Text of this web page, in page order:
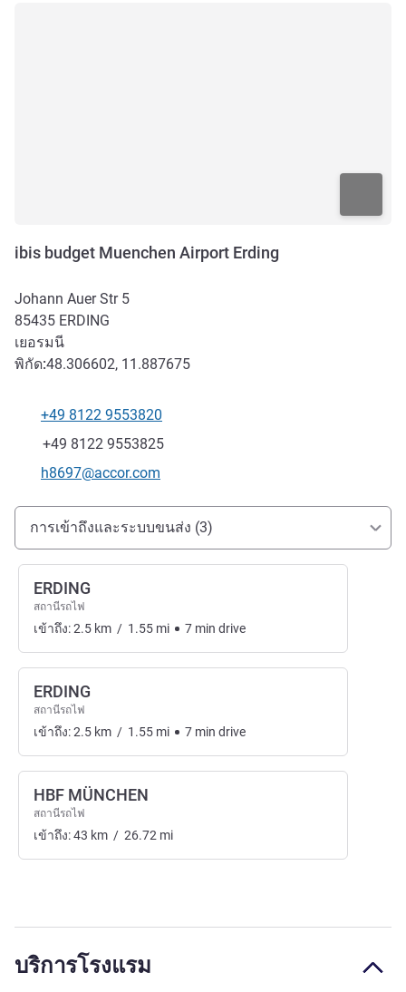
ibis budget Muenchen Airport Erding
Johann Auer Str 5
85435 ERDING
เยอรมนี
พิกัด:48.306602, 11.887675
โทรศัพท์
+49 8122 9553820
แฟกซ์
+49 8122 9553825
อีเมลติดต่อ
h8697@accor.com
การเข้าถึงและการเดินทาง
การเข้าถึงและระบบขนส่ง (3)
ERDING
สถานีรถไฟ
เข้าถึง:2.5 km / 1.55 mi 7 min drive
ERDING
สถานีรถไฟ
เข้าถึง:2.5 km / 1.55 mi 7 min drive
HBF MÜNCHEN
สถานีรถไฟ
เข้าถึง:43 km / 26.72 mi
บริการโรงแรม